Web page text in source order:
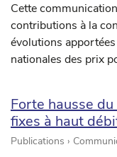
Cette
contributions à la
évolutions
nationales des prix
Forte hausse
fixes à haut
Publications ›